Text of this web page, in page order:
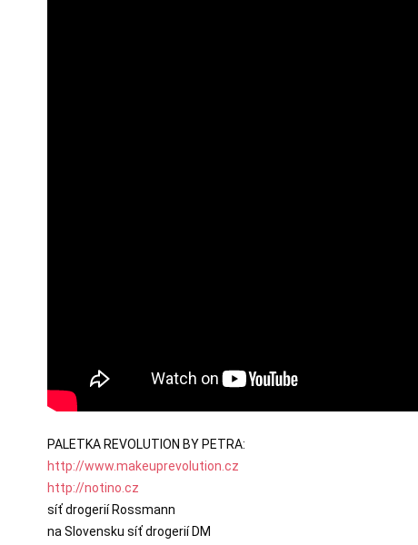
http://www.makeuprevolution.cz
http://notino.cz
síť drogerií Rossmann
na Slovensku síť drogerií DM